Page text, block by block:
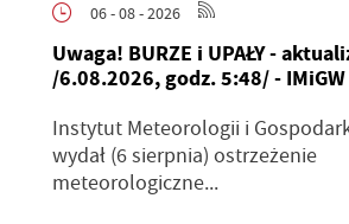
06 - 08 - 2026
Uwaga! BURZE i UPAŁY -
/6.08.2026, godz. 5:48/ -
Instytut Meteorologii i
wydał (6 sierpnia) ostrzeżenie
meteorologiczne...